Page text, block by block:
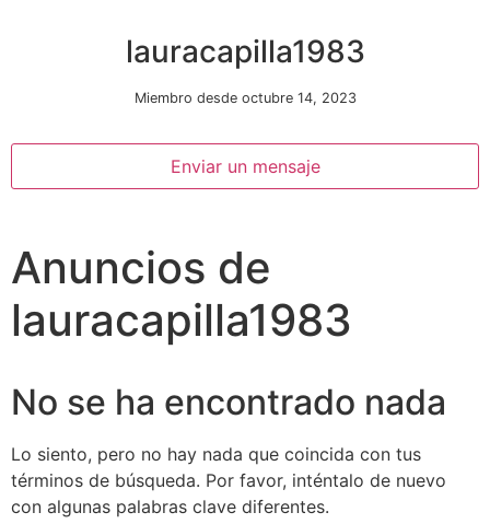
lauracapilla1983
Miembro desde octubre 14, 2023
Enviar un mensaje
Anuncios de
lauracapilla1983
No se ha encontrado nada
Lo siento, pero no hay nada que coincida con tus
términos de búsqueda. Por favor, inténtalo de nuevo
con algunas palabras clave diferentes.
Necesarias
Estas
son
necesarias
para que
web.